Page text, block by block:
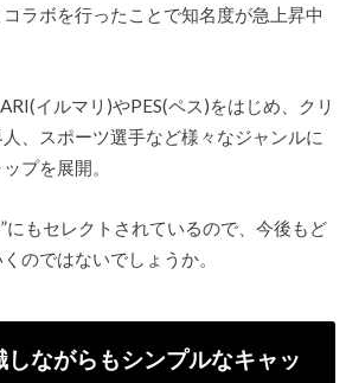
ラボを行ったことで知名度が急上昇中
イルマリ)やPES(ペス)をはじめ、クリ
、スポーツ選手など様々なジャンルに
プを展開。
にもセレクトされているので、今後もど
のではないでしょうか。
しながらもシンプルなキャッ